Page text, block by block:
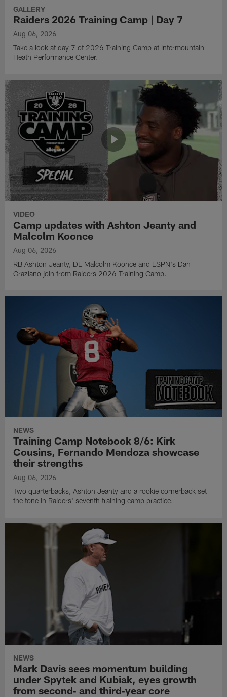
GALLERY
Raiders 2026 Training Camp | Day 7
Aug 06, 2026
Take a look at day 7 of 2026 Training Camp at Intermountain
Heath Performance Center.
VIDEO
Camp updates with Ashton Jeanty and
Malcolm Koonce
Aug 06, 2026
RB Ashton Jeanty, DE Malcolm Koonce and ESPN's Dan
Graziano join from Raiders 2026 Training Camp.
NEWS
Training Camp Notebook 8/6: Kirk
Cousins, Fernando Mendoza showcase
their strengths
Aug 06, 2026
Two quarterbacks, Ashton Jeanty and a rookie cornerback set
the tone in Raiders' seventh training camp practice.
NEWS
Mark Davis sees momentum building
under Spytek and Kubiak, eyes growth
from second‑ and third‑year core